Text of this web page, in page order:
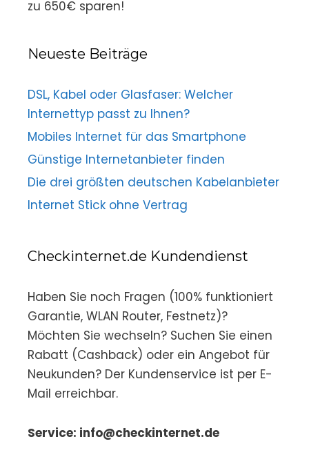
zu 650€ sparen!
Neueste Beiträge
DSL, Kabel oder Glasfaser: Welcher
Internettyp passt zu Ihnen?
Mobiles Internet für das Smartphone
Günstige Internetanbieter finden
Die drei größten deutschen Kabelanbieter
Internet Stick ohne Vertrag
Checkinternet.de Kundendienst
Haben Sie noch Fragen (100% funktioniert
Garantie, WLAN Router, Festnetz)?
Möchten Sie wechseln? Suchen Sie einen
Rabatt (Cashback) oder ein Angebot für
Neukunden? Der Kundenservice ist per E-
Mail erreichbar.
Service: info@checkinternet.de